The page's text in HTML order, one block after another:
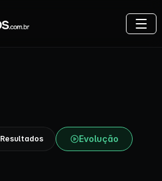
Resultados Evolução